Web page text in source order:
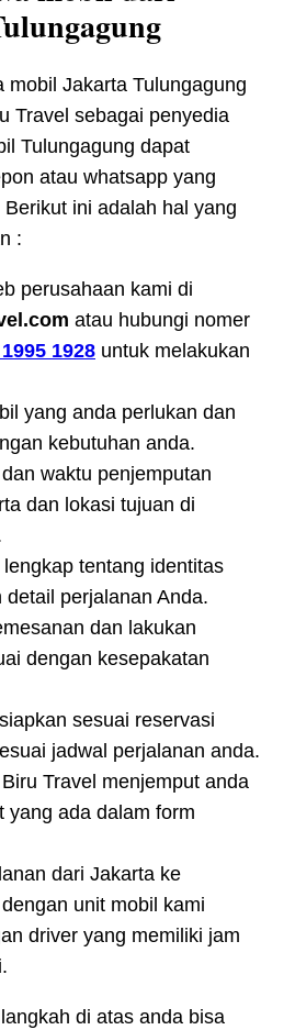
mobil Jakarta Tulungagung
Travel sebagai penyedia
Tulungagung dapat
atau whatsapp yang
ini adalah hal yang
:
perusahaan kami di
atau hubungi nomer
1928 untuk melakukan
yang anda perlukan dan
kebutuhan anda.
waktu penjemputan
dan lokasi tujuan di
tentang identitas
detail perjalanan Anda.
dan lakukan
dengan kesepakatan
sesuai reservasi
jadwal perjalanan anda.
Travel menjemput anda
yang ada dalam form
dari Jakarta ke
unit mobil kami
driver yang memiliki jam
di atas anda bisa